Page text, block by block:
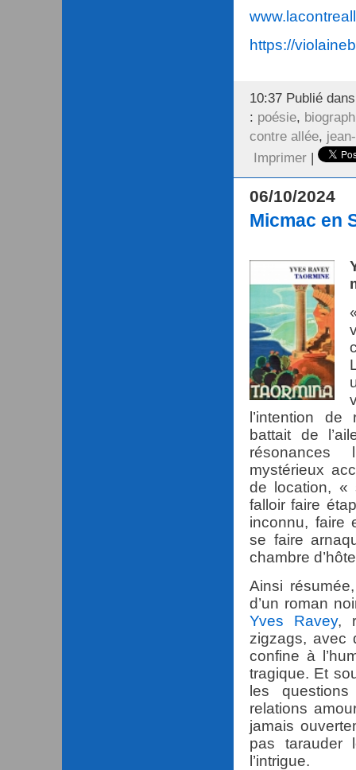
https://
10:37 Publié
: poésie,
contre allée,
Imprimer |
06/10/2024
Micmac en
l’intention
battait de
résonances
mystérieux
de location, «
falloir faire
inconnu, faire
se faire
chambre
Ainsi
d’un roman
Yves Ravey,
zigzags, avec
confine à
tragique. Et
les
relations
jamais
pas tarauder
l’intrigue.